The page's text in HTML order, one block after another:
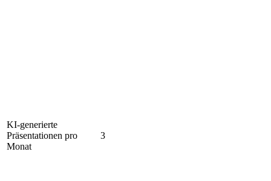
KI-generierte
Präsentationen pro
Monat
3